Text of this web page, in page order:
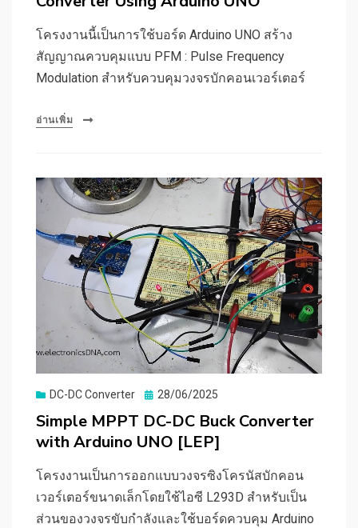
โครงงานนี้เป็นการใช้บอร์ด Arduino UNO สร้าง
สัญญาณควบคุมแบบ PFM : Pulse Frequency
Modulation สำหรับควบคุมวงจรบักคอนเวอร์เตอร์
อ่านเพิ่ม
DC-DC Converter
Posted
28/06/2025
Simple MPPT DC-DC Buck Converter
with Arduino UNO [LEP]
โครงงานเป็นการออกแบบวงจรซิงโครนัสบักคอน
เวอร์เตอร์ขนาดเล็กโดยใช้ไอซี L293D สำหรับเป็น
ส่วนของวงจรขับกำลังและใช้บอร์ดควบคุม Arduino